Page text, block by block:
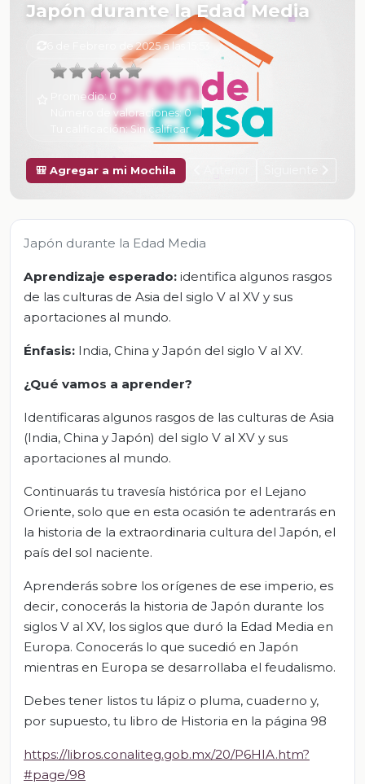
Japón durante la Edad Media
6 de Febrero de 2025 a las 15:53
Promedio:0
Número de valoraciones:0
Tu calificación:Sin calificar
🎒 Agregar a mi Mochila
Japón durante la Edad Media
Aprendizaje esperado: identifica algunos rasgos
de las culturas de Asia del siglo V al XV y sus
aportaciones al mundo.
Énfasis: India, China y Japón del siglo V al XV.
¿Qué vamos a aprender?
Identificaras algunos rasgos de las culturas de Asia
(India, China y Japón) del siglo V al XV y sus
aportaciones al mundo.
Continuarás tu travesía histórica por el Lejano
Oriente, solo que en esta ocasión te adentrarás en
la historia de la extraordinaria cultura del Japón, el
país del sol naciente.
Aprenderás sobre los orígenes de ese imperio, es
decir, conocerás la historia de Japón durante los
siglos V al XV, los siglos que duró la Edad Media en
Europa. Conocerás lo que sucedió en Japón
mientras en Europa se desarrollaba el feudalismo.
Debes tener listos tu lápiz o pluma, cuaderno y,
por supuesto, tu libro de Historia en la página 98
https://libros.conaliteg.gob.mx/20/P6HIA.htm?
#page/98